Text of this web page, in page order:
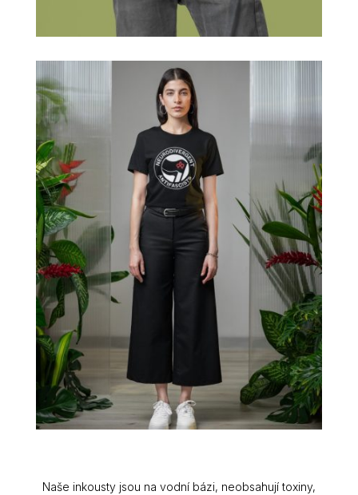
Naše inkousty jsou na vodní bázi, neobsahují toxiny,